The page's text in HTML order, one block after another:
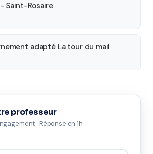
Saint-Rosaire
adapté La tour du mail
professeur
· Réponse en 1h